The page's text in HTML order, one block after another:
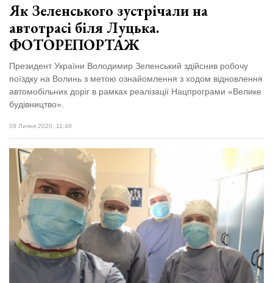
Як Зеленського зустрічали на
автотрасі біля Луцька.
ФОТОРЕПОРТАЖ
Президент України Володимир Зеленський здійснив робочу
поїздку на Волинь з метою ознайомлення з ходом відновлення
автомобільних доріг в рамках реалізації Нацпрограми «Велике
будівництво».
09 Липня 2020, 11:48